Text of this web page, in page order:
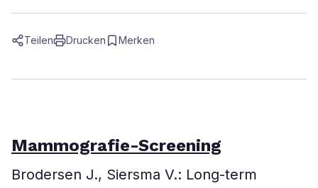
Teilen Drucken Merken
Mammografie-Screening
Brodersen J., Siersma V.: Long-term